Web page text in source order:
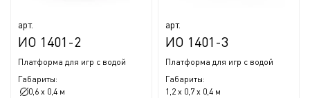
арт.
ИО 1401-2
Платформа для игр с водой
Габариты:
0,6 x 0,4 м
арт.
ИО 1401-3
Платформа для игр с водой
Габариты:
1,2 x 0,7 x 0,4 м